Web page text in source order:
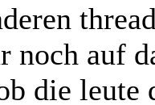
noch auf
die leute